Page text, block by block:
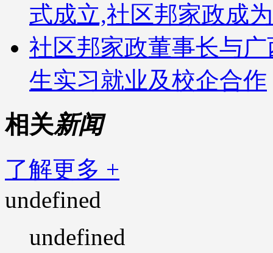
式成立,社区邦家政成
社区邦家政董事长与
生实习就业及校企合作
相关新闻
了解更多 +
undefined
undefined